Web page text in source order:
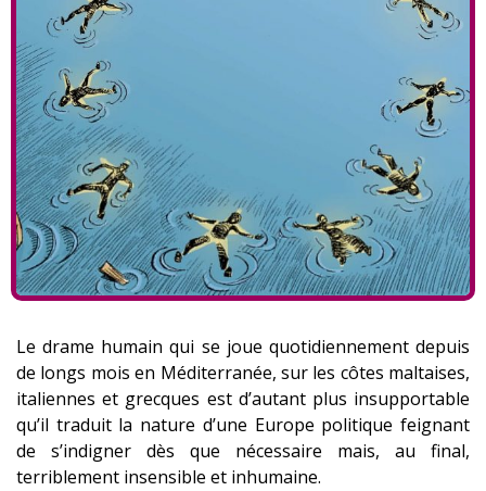
Le drame humain qui se joue quotidiennement depuis
de longs mois en Méditerranée, sur les côtes maltaises,
italiennes et grecques est d’autant plus insupportable
qu’il traduit la nature d’une Europe politique feignant
de s’indigner dès que nécessaire mais, au final,
terriblement insensible et inhumaine.